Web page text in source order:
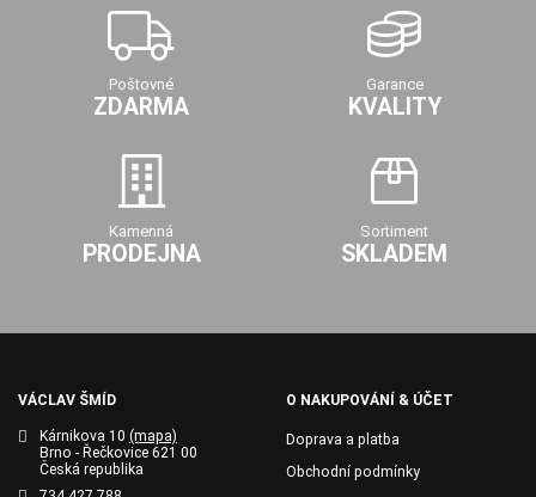
Poštovné
ZDARMA
Garance
KVALITY
Kamenná
PRODEJNA
Sortiment
SKLADEM
VÁCLAV ŠMÍD
Kárnikova 10 (mapa)
Brno - Řečkovice 621 00
Česká republika
O NAKUPOVÁNÍ & ÚČET
Doprava a platba
Obchodní podmínky